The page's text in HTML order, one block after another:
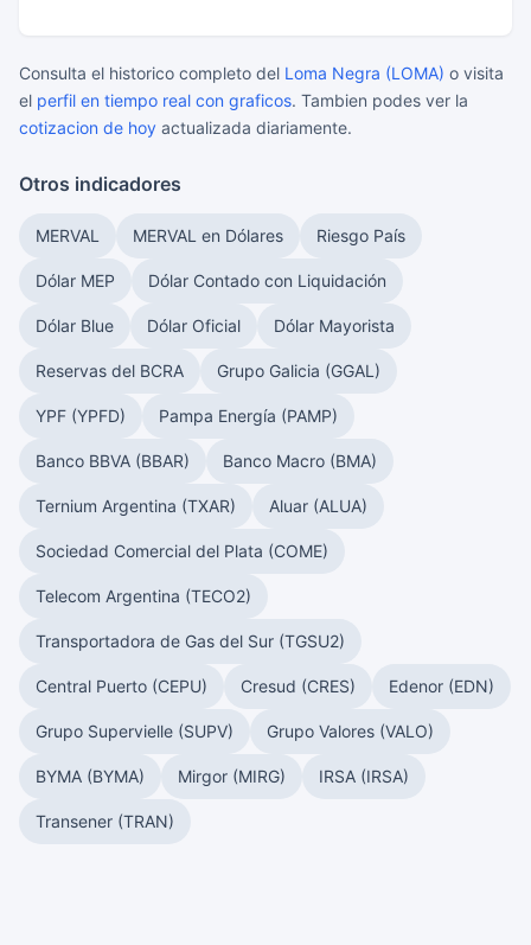
Consulta el historico completo del Loma Negra (LOMA) o visita
el perfil en tiempo real con graficos. Tambien podes ver la
cotizacion de hoy actualizada diariamente.
Otros indicadores
MERVAL MERVAL en Dólares Riesgo País
Dólar MEP Dólar Contado con Liquidación
Dólar Blue Dólar Oficial Dólar Mayorista
Reservas del BCRA Grupo Galicia (GGAL)
YPF (YPFD) Pampa Energía (PAMP)
Banco BBVA (BBAR) Banco Macro (BMA)
Ternium Argentina (TXAR) Aluar (ALUA)
Sociedad Comercial del Plata (COME)
Telecom Argentina (TECO2)
Transportadora de Gas del Sur (TGSU2)
Central Puerto (CEPU) Cresud (CRES) Edenor (EDN)
Grupo Supervielle (SUPV) Grupo Valores (VALO)
BYMA (BYMA) Mirgor (MIRG) IRSA (IRSA)
Transener (TRAN)